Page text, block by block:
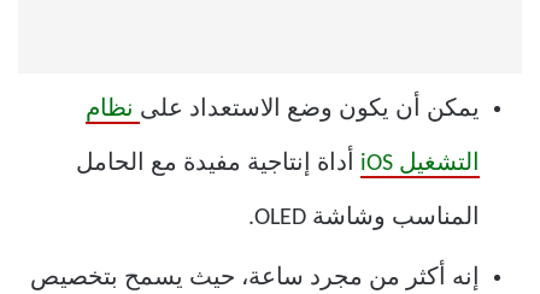
يمكن أن يكون وضع الاستعداد على نظام
التشغيل iOS أداة إنتاجية مفيدة مع الحامل
المناسب وشاشة OLED.
إنه أكثر من مجرد ساعة، حيث يسمح بتخصيص